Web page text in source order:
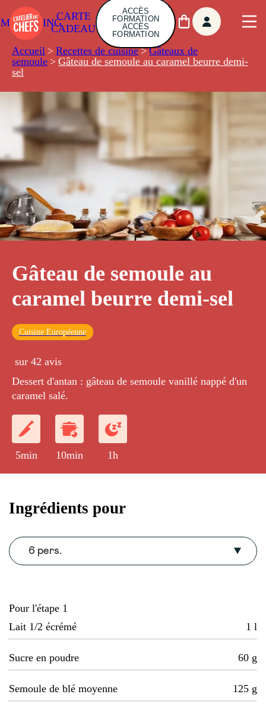
CARTE
CADEAU
ACCÈS
FORMATION
ACCÈS
FORMATION
Accueil > Recettes de cuisine > Gâteaux de
semoule > Gâteau de semoule au caramel beurre demi-
sel
Gâteau de semoule au
caramel beurre demi-sel
Cuisine Européenne
sur 42 avis
Dessert d'antan : gâteau de semoule vanillé nappé d'un
caramel salé.
5min 10min 1h
Ingrédients pour
6 pers.
Pour l'étape 1
Lait 1/2 écrémé
1 l
Sucre en poudre 60 g
Semoule de blé moyenne 125 g